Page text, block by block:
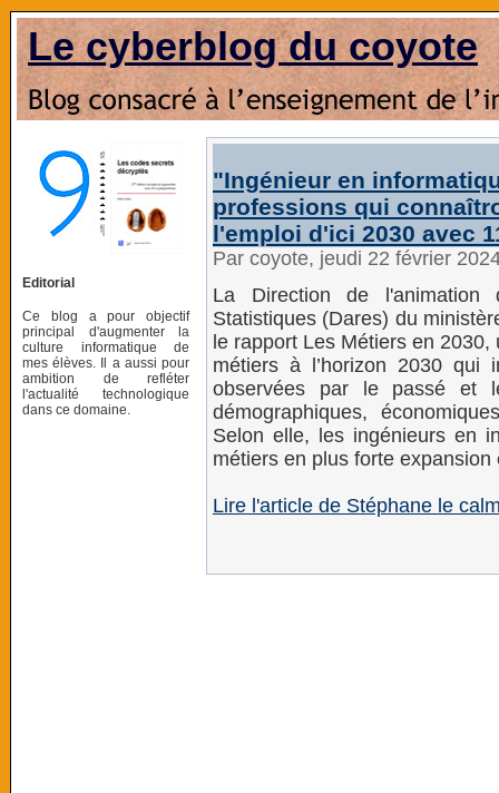
Le cyberblog du coyote
Editorial
Ce blog a pour objectif
principal d'augmenter la
culture informatique de
mes élèves. Il a aussi pour
ambition de refléter
l'actualité technologique
dans ce domaine.
"Ingénieur en
professions qui
l'emploi d'ici 2030 avec
Par coyote, jeudi 22 février
La Direction de
Statistiques (Dares) du
le rapport Les Métiers en
métiers à l’horizon 2030 qui
observées par le passé et
démographiques,
Selon elle, les ingénieurs en
métiers en plus forte
Lire l'article de Stéphane le